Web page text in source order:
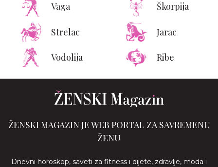
Vaga Škorpija
Strelac Jarac
Vodolija Ribe
ŽENSKI MAGAZIN JE WEB PORTAL ZA SAVREMENU
ŽENU
Dnevni horoskop, saveti za fitness i dijete, zdravlje, moda i